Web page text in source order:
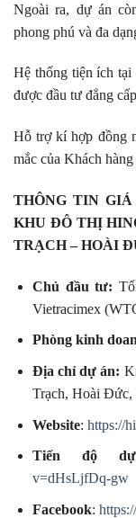
Ngoài ra, dự án
phong phú và đa
Hệ thống tiện ích
được đầu tư đẳng
Hỗ trợ kí hợp đồng
mắc của Khách
THÔNG TIN
KHU ĐÔ THỊ
TRẠCH – HOÀI
Chủ đầu tư:
Vietracimex
Phòng kinh
Địa chỉ dự án:
Trạch, Hoài Đức,
Website: https://
Tiến độ
v=dHsLjfDq-gw
Facebook: